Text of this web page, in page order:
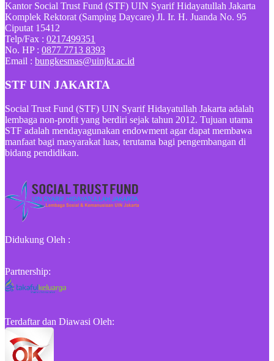
Kantor Social Trust Fund (STF) UIN Syarif Hidayatullah Jakarta
Komplek Rektorat (Samping Daycare) Jl. Ir. H. Juanda No. 95
Ciputat 15412
Telp/Fax : 0217499351
No. HP : 0877 7713 8393
Email : bungkesmas@uinjkt.ac.id
STF UIN JAKARTA
Social Trust Fund (STF) UIN Syarif Hidayatullah Jakarta adalah
lembaga non-profit yang berdiri sejak tahun 2012. Tujuan utama
STF adalah mendayagunakan endowment agar dapat membawa
manfaat bagi masyarakat luas, terutama bagi pengembangan di
bidang pendidikan.
Didukung Oleh :
Partnership:
Terdaftar dan Diawasi Oleh: